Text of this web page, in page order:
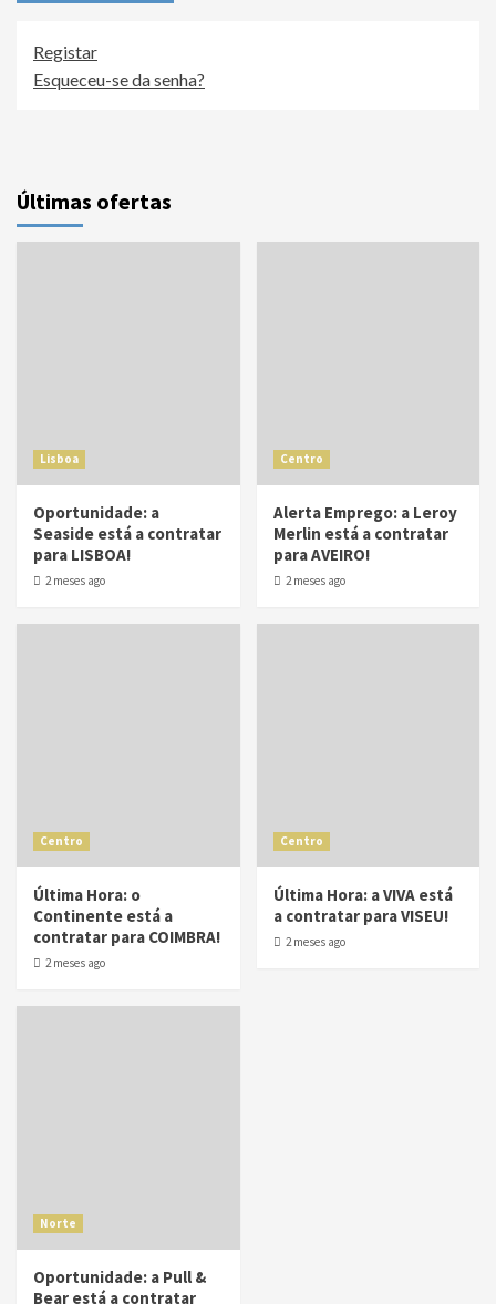
Registar
Esqueceu-se da senha?
Últimas ofertas
Lisboa
Oportunidade: a
Seaside está a contratar
para LISBOA!
2 meses ago
Centro
Alerta Emprego: a Leroy
Merlin está a contratar
para AVEIRO!
2 meses ago
Centro
Última Hora: o
Continente está a
contratar para COIMBRA!
2 meses ago
Centro
Última Hora: a VIVA está
a contratar para VISEU!
2 meses ago
Norte
Oportunidade: a Pull &
Bear está a contratar